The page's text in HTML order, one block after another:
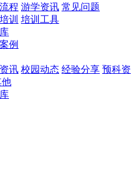
程 游学资讯 常见问题
训 培训工具
例
讯 校园动态 经验分享 预科资
他